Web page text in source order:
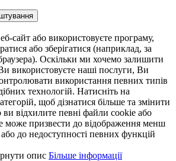
сайт або використовуєте програму,
або зберігатися (наприклад, за
Оскільки ми хочемо залишити
використовуєте наші послуги, Ви
використання певних типів
технологій. Натисніть на
щоб дізнатися більше та змінити
відхилите певні файли cookie або
може призвести до відображення менш
до недоступності певних функцій
опис Більше інформації